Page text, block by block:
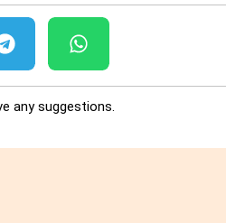
any suggestions.